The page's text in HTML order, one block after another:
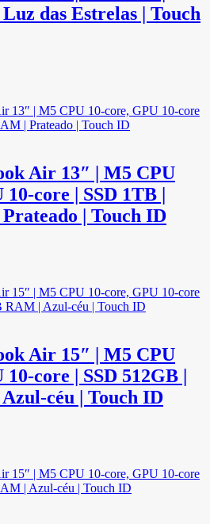
das Estrelas | Touch
Air 13″ | M5 CPU
| SSD 1TB |
| Touch ID
Air 15″ | M5 CPU
| SSD 512GB |
céu | Touch ID